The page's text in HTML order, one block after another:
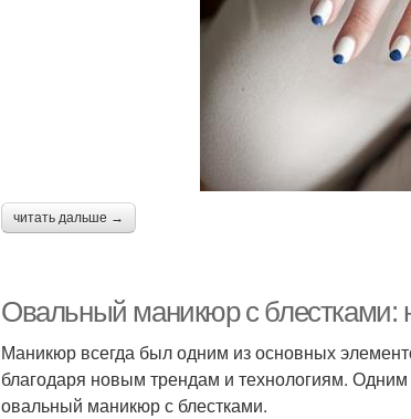
читать дальше →
Овальный маникюр с блестками:
Маникюр всегда был одним из основных
благодаря новым трендам и технологиям.
овальный маникюр с блестками.